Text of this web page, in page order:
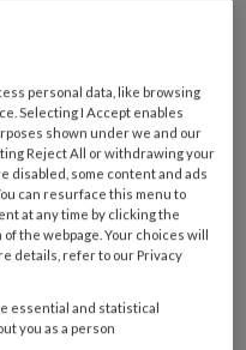
personal data, like browsing
Selecting I Accept enables
shown under we and our
Reject All or withdrawing your
disabled, some content and ads
can resurface this menu to
at any time by clicking the
the webpage. Your choices will
details, refer to our Privacy
essential and statistical
you as a person